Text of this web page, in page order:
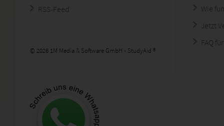
RSS-Feed
© 2026 1M Media & Software GmbH - StudyAid ®
Wie
Jetzt
FAQ